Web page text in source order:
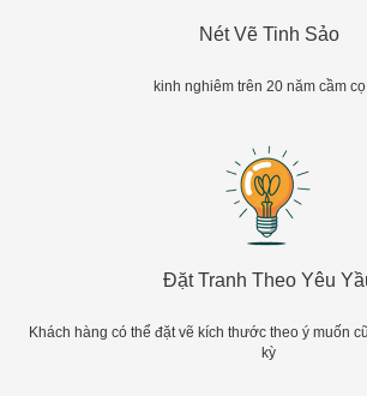
Nét Vẽ Tinh Sảo
kinh nghiêm trên 20 năm cầm
Đặt Tranh Theo Yêu
Khách hàng có thể đặt vẽ kích thước theo ý muốn
kỳ